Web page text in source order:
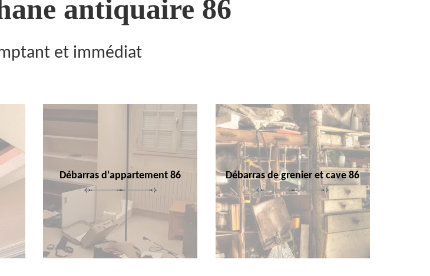
antiquaire 86
et immédiat
Débarras d'appartement 86 Débarras de grenier et cave 86